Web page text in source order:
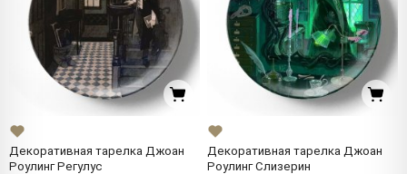
Декоративная тарелка Джоан
Роулинг Регулус
Декоративная тарелка Джоан
Роулинг Слизерин